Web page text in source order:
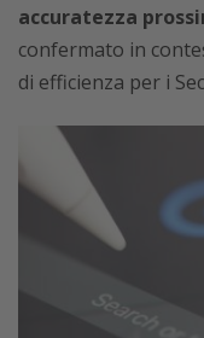
accuratezza
confermato in
di efficienza per i